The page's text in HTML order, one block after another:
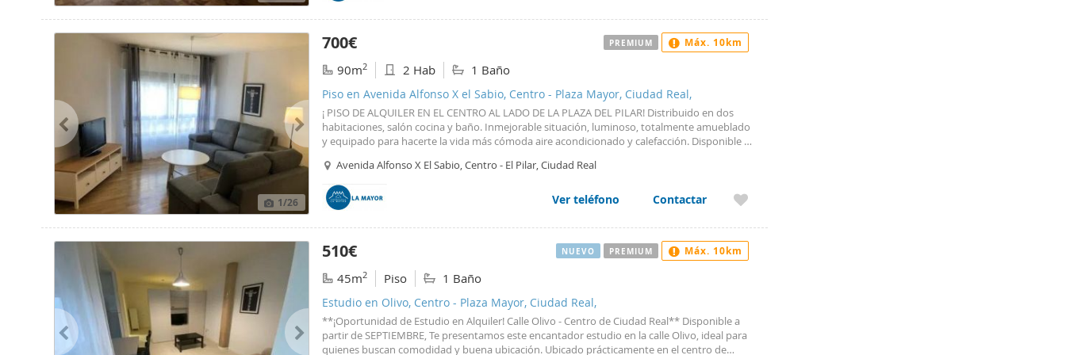
debajo del reloj Carillón.
1/26
700€
90m2 2 Hab 1 Baño
Piso en Avenida Alfonso X el Sabio, Centro - Plaza Mayor, Ciudad Real,
¡ PISO DE ALQUILER EN EL CENTRO AL LADO DE LA PLAZA DEL PILAR! Distribuido en dos
habitaciones, salón cocina y baño. Inmejorable situación, luminoso, totalmente amueblado
y equipado para hacerte la vida más cómoda aire acondicionado y calefacción. Disponible a
ayuntamiento debajo del reloj Carillón.
Avenida Alfonso X El Sabio, Centro - El Pilar, Ciudad Real
Ver teléfono Contactar
PREMIUM Máx. 10km
510€
45m2 Piso 1 Baño
Estudio en Olivo, Centro - Plaza Mayor, Ciudad Real,
**¡Oportunidad de Estudio en Alquiler! Calle Olivo - Centro de Ciudad Real** Disponible a
partir de SEPTIEMBRE, Te presentamos este encantador estudio en la calle Olivo, ideal para
quienes buscan comodidad y buena ubicación. Ubicado prácticamente en el centro de
NUEVO PREMIUM Máx. 10km